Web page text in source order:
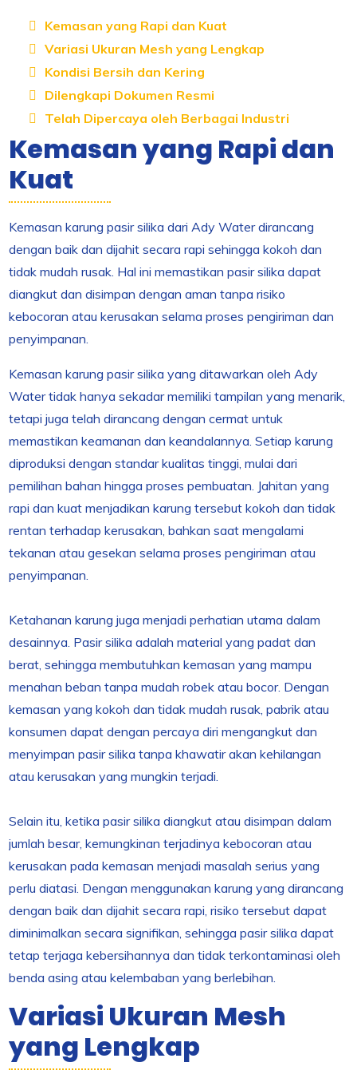
Kemasan yang Rapi dan Kuat
Variasi Ukuran Mesh yang Lengkap
Kondisi Bersih dan Kering
Dilengkapi Dokumen Resmi
Telah Dipercaya oleh Berbagai Industri
Kemasan yang Rapi dan
Kuat
Kemasan karung pasir silika dari Ady Water dirancang
dengan baik dan dijahit secara rapi sehingga kokoh dan
tidak mudah rusak. Hal ini memastikan pasir silika dapat
diangkut dan disimpan dengan aman tanpa risiko
kebocoran atau kerusakan selama proses pengiriman dan
penyimpanan.
Kemasan karung pasir silika yang ditawarkan oleh Ady
Water tidak hanya sekadar memiliki tampilan yang menarik,
tetapi juga telah dirancang dengan cermat untuk
memastikan keamanan dan keandalannya. Setiap karung
diproduksi dengan standar kualitas tinggi, mulai dari
pemilihan bahan hingga proses pembuatan. Jahitan yang
rapi dan kuat menjadikan karung tersebut kokoh dan tidak
rentan terhadap kerusakan, bahkan saat mengalami
tekanan atau gesekan selama proses pengiriman atau
penyimpanan.
Ketahanan karung juga menjadi perhatian utama dalam
desainnya. Pasir silika adalah material yang padat dan
berat, sehingga membutuhkan kemasan yang mampu
menahan beban tanpa mudah robek atau bocor. Dengan
kemasan yang kokoh dan tidak mudah rusak, pabrik atau
konsumen dapat dengan percaya diri mengangkut dan
menyimpan pasir silika tanpa khawatir akan kehilangan
atau kerusakan yang mungkin terjadi.
Selain itu, ketika pasir silika diangkut atau disimpan dalam
jumlah besar, kemungkinan terjadinya kebocoran atau
kerusakan pada kemasan menjadi masalah serius yang
perlu diatasi. Dengan menggunakan karung yang dirancang
dengan baik dan dijahit secara rapi, risiko tersebut dapat
diminimalkan secara signifikan, sehingga pasir silika dapat
tetap terjaga kebersihannya dan tidak terkontaminasi oleh
benda asing atau kelembaban yang berlebihan.
Variasi Ukuran Mesh
yang Lengkap